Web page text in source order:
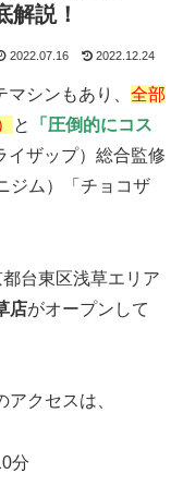
解説！
2022.07.16 2022.12.24
シンもあり、 全部
と
「圧倒的にコス
イザップ）総合監修
ジム）「チョコザ
台東区浅草エリア
店がオープンして
アクセスは、
分